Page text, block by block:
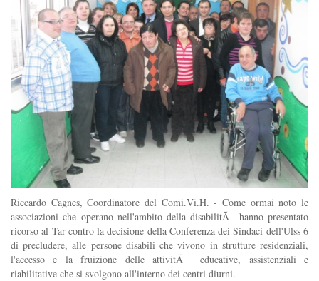
Riccardo Cagnes, Coordinatore del Comi.Vi.H. - Come ormai noto le
associazioni che operano nell'ambito della disabilitÃ hanno presentato
ricorso al Tar contro la decisione della Conferenza dei Sindaci dell'Ulss 6
di precludere, alle persone disabili che vivono in strutture residenziali,
l'accesso e la fruizione delle attivitÃ educative, assistenziali e
riabilitative che si svolgono all'interno dei centri diurni.